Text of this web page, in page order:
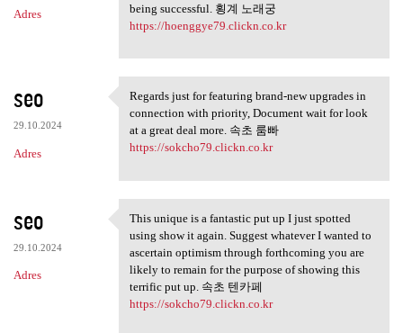
Adres
being successful. 횡계 노래궁
https://hoenggye79.clickn.co.kr
seo
29.10.2024
Adres
Regards just for featuring
Regards just for featuring brand-new upgrades in
connection with priority, Document wait for look
at a great deal more. 속초 룸빠
https://sokcho79.clickn.co.kr
seo
29.10.2024
Adres
This unique is a fantastic
This unique is a fantastic put up I just spotted
using show it again. Suggest whatever I wanted to
ascertain optimism through forthcoming you are
likely to remain for the purpose of showing this
terrific put up. 속초 텐카페
https://sokcho79.clickn.co.kr